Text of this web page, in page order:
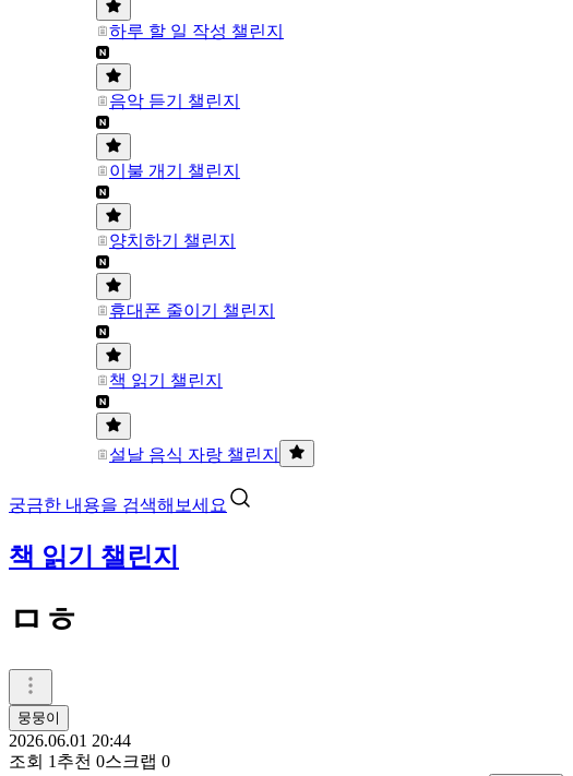
하루 할 일 작성 챌린지
음악 듣기 챌린지
이불 개기 챌린지
양치하기 챌린지
휴대폰 줄이기 챌린지
책 읽기 챌린지
설날 음식 자랑 챌린지
궁금한 내용을 검색해보세요
책 읽기 챌린지
ㅁㅎ
뭉뭉이
2026.06.01 20:44
조회 1 추천 0스크랩 0